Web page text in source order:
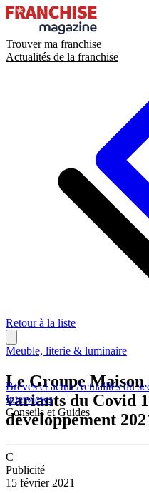
Trouver ma franchise
Actualités de la franchise
Brèves et actusActualités du
Interviews
Conseils et Guides
Retour à la liste
Meuble, literie & luminaire
Le Groupe
variants du Covid
développement
C
Publicité
15 février 2021